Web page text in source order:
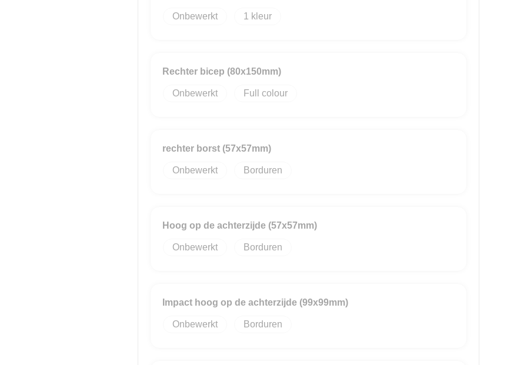
Onbewerkt 1
Rechter bicep (80x150mm)
Onbewerkt Full colour
rechter borst (57x57mm)
Onbewerkt Borduren
Hoog op de achterzijde (57x57mm)
Onbewerkt Borduren
Impact hoog op de achterzijde (99x99mm)
Onbewerkt Borduren